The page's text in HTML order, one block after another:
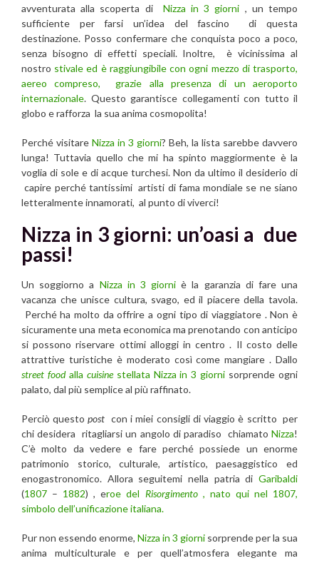
avventurata alla scoperta di Nizza in 3 giorni , un tempo
sufficiente per farsi un’idea del fascino di questa
destinazione. Posso confermare che conquista poco a poco,
senza bisogno di effetti speciali. Inoltre, è vicinissima al
nostro stivale ed è raggiungibile con ogni mezzo di trasporto,
aereo compreso, grazie alla presenza di un aeroporto
internazionale. Questo garantisce collegamenti con tutto il
globo e rafforza la sua anima cosmopolita!
Perché visitare Nizza in 3 giorni? Beh, la lista sarebbe davvero
lunga! Tuttavia quello che mi ha spinto maggiormente è la
voglia di sole e di acque turchesi. Non da ultimo il desiderio di
capire perché tantissimi artisti di fama mondiale se ne siano
letteralmente innamorati, al punto di viverci!
Nizza in 3 giorni: un’oasi a due
passi!
Un soggiorno a Nizza in 3 giorni è la garanzia di fare una
vacanza che unisce cultura, svago, ed il piacere della tavola.
Perché ha molto da offrire a ogni tipo di viaggiatore . Non è
sicuramente una meta economica ma prenotando con anticipo
si possono riservare ottimi alloggi in centro . Il costo delle
attrattive turistiche è moderato così come mangiare . Dallo
street food alla cuisinestellata Nizza in 3 giorni sorprende ogni
palato, dal più semplice al più raffinato.
Perciò questopost con i miei consigli di viaggio è scritto per
chi desidera ritagliarsi un angolo di paradiso chiamato Nizza!
C’è molto da vedere e fare perché possiede un enorme
patrimonio storico, culturale, artistico, paesaggistico ed
enogastronomico. Allora seguitemi nella patria di Garibaldi
(1807 – 1882) , eroe del Risorgimento, nato qui nel 1807,
simbolo dell’unificazione italiana.
Pur non essendo enorme, Nizza in 3 giorni sorprende per la sua
anima multiculturale e per quell’atmosfera elegante ma